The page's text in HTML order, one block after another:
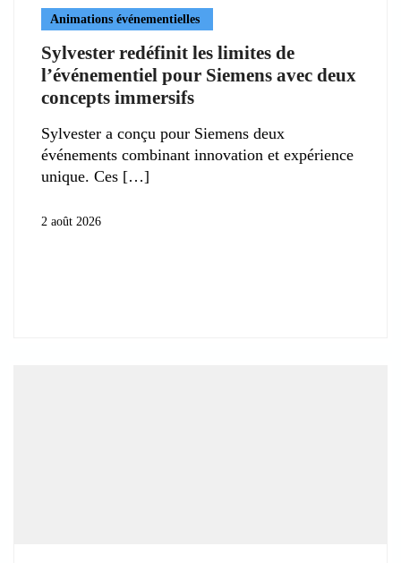
Animations événementielles
Sylvester redéfinit les limites de
l’événementiel pour Siemens avec deux
concepts immersifs
Sylvester a conçu pour Siemens deux
événements combinant innovation et expérience
unique. Ces
2 août 2026